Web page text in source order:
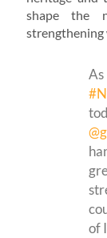
shape the
strengthening
of